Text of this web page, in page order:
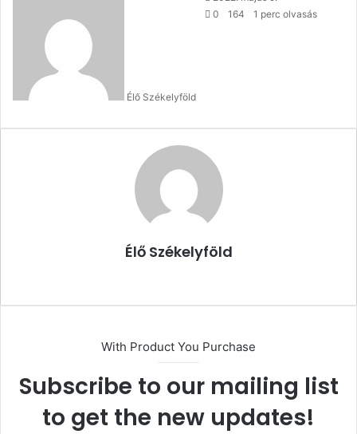
Élő Székelyföld
an 0
164 1 perc olvasás
Élő Székelyföld
With Product You Purchase
Subscribe to our mailing list
to get the new updates!